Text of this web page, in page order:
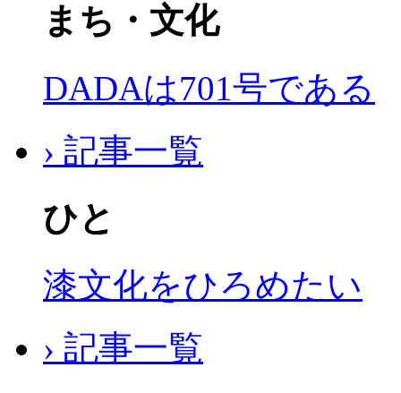
まち・文化
DADAは701号である
› 記事一覧
ひと
漆文化をひろめたい
› 記事一覧